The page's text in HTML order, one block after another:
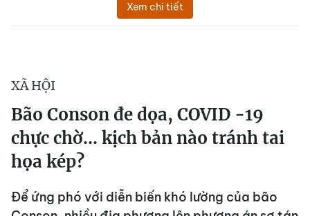
Xem chi tiết
XÃ HỘI
Bão Conson đe dọa, COVID -19
chực chờ... kịch bản nào tránh tai
họa kép?
Để ứng phó với diễn biến khó lường của bão